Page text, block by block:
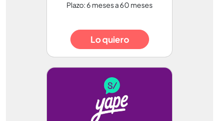
Plazo: 6 meses a 60 meses
Lo quiero